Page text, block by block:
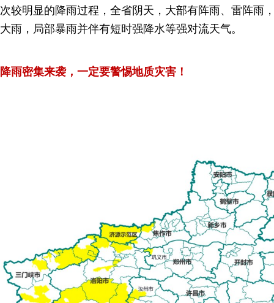
次较明显的降雨过程，全省阴天，大部有阵雨、雷阵雨
大雨，局部暴雨并伴有短时强降水等强对流天气。
降雨密集来袭，一定要警惕地质灾害！